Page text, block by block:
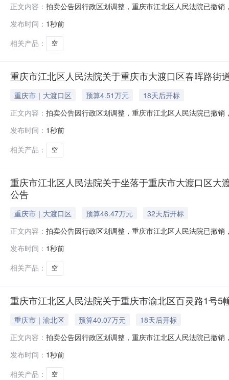
正文内容： 拍卖公告因行政区划调整，重庆市江北区人民法院已撤
user_id=9123372036854775060）进行公开拍卖，现
发布时间： 1秒前
相关产品：
空
重庆市江北区人民法院关于重庆市大渡口区春晖路
重庆市｜大渡口区 预算4.51万元
18天后开标
正文内容： 拍卖公告因行政区划调整，重庆市江北区人民法院已撤
的物：重庆市大渡口区春晖路街道陈庹路666号16栋227
发布时间： 1秒前
相关产品：
空
重庆市江北区人民法院关于坐落于重庆市大渡口区
公告
重庆市｜大渡口区 预算46.47万元
32天后开标
正文内容： 拍卖公告因行政区划调整，重庆市江北区人民法院已撤
user_id=9123372036854775060）进行公开拍卖，现公
发布时间： 1秒前
相关产品：
空
重庆市江北区人民法院关于重庆市渝北区百灵路1号
重庆市｜渝北区 预算40.07万元
18天后开标
正文内容： 拍卖公告因行政区划调整，重庆市江北区人民法院已撤
user_id=9123372036854775060）进行公开拍卖，现
发布时间： 1秒前
相关产品：
空